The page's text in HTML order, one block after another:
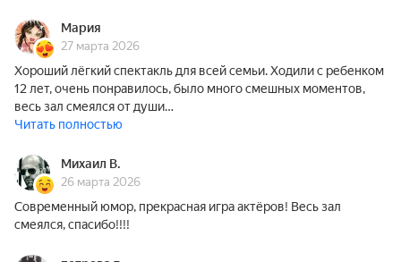
Мария
27 марта 2026
Хороший лёгкий спектакль для всей семьи. Ходили с ребенком
12 лет, очень понравилось, было много смешных моментов,
весь зал смеялся от души…
Читать полностью
Михаил В.
26 марта 2026
Современный юмор, прекрасная игра актёров! Весь зал
смеялся, спасибо!!!!